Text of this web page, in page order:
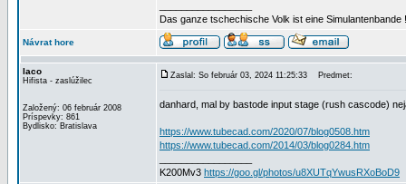
Das ganze tschechische Volk ist eine Simulantenbande !
Návrat hore
laco
Hifista - zaslúžilec
Založený: 06 február 2008
Príspevky: 861
Bydlisko: Bratislava
Zaslal: So február 03, 2024 11:25:33 Predmet:
danhard, mal by bastode input stage (rush cascode)
https://www.tubecad.com/2020/07/blog0508.htm
https://www.tubecad.com/2014/03/blog0284.htm
K200Mv3 https://goo.gl/photos/u8XUTqYwusRXoBoD9